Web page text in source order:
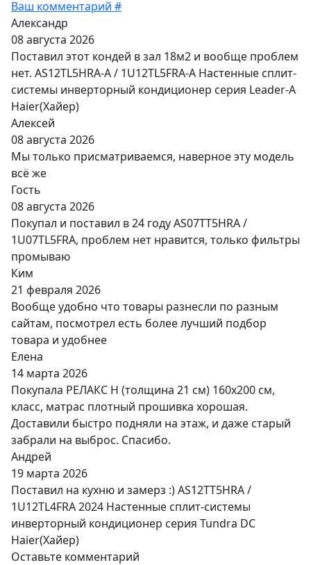
Ваш комментарий #
Александр
08 августа 2026
Поставил этот кондей в зал 18м2 и вообще проблем
нет. AS12TL5HRA-A / 1U12TL5FRA-A Настенные сплит-
системы инверторный кондиционер серия Leader-A
Haier(Хайер)
Алексей
08 августа 2026
Мы только присматриваемся, наверное эту модель
всё же
Гость
08 августа 2026
Покупал и поставил в 24 году AS07TT5HRA /
1U07TL5FRA, проблем нет нравится, только фильтры
промываю
Ким
21 февраля 2026
Вообще удобно что товары разнесли по разным
сайтам, посмотрел есть более лучший подбор
товара и удобнее
Елена
14 марта 2026
Покупала РЕЛАКС Н (толщина 21 см) 160х200 см,
класс, матрас плотный прошивка хорошая.
Доставили быстро подняли на этаж, и даже старый
забрали на выброс. Спасибо.
Андрей
19 марта 2026
Поставил на кухню и замерз :) AS12TT5HRA /
1U12TL4FRA 2024 Настенные сплит-системы
инверторный кондиционер серия Tundra DC
Haier(Хайер)
Оставьте комментарий